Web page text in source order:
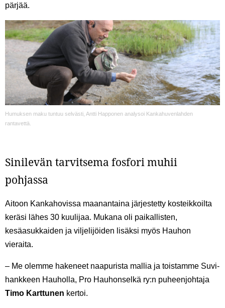
pärjää.
Humuksen maku tuntuu selvästi, Antti Happonen analysoi Kankahuvenlahden
rantavettä.
Sinilevän tarvitsema fosfori muhii
pohjassa
Aitoon Kankahovissa maanantaina järjestetty kosteikkoilta
keräsi lähes 30 kuulijaa. Mukana oli paikallisten,
kesäasukkaiden ja viljelijöiden lisäksi myös Hauhon
vieraita.
– Me olemme hakeneet naapurista mallia ja toistamme Suvi-
hankkeen Hauholla, Pro Hauhonselkä ry:n puheenjohtaja
Timo Karttunen kertoi.